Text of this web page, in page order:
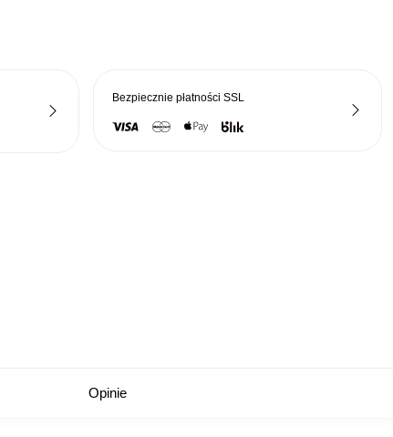
Bezpiecznie płatnościSSL
Opinie